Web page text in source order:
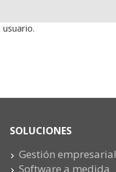
SOLUCIONES
Gestión empresarial
Software a medida